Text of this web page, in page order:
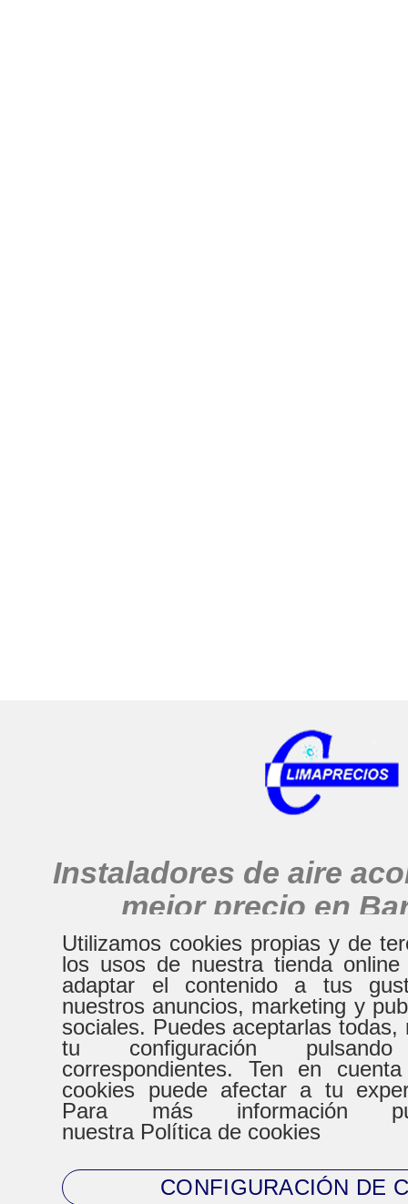
Instaladores de aire
mejor precio en
HORARIO
De Lunes a Virenes
8:30h a 20:30h
9:00h
Utilizamos cookies propias y de
los usos de nuestra tienda
adaptar el contenido a tus
nuestros anuncios, marketing y
sociales. Puedes aceptarlas todas,
tu configuración
correspondientes. Ten en
cookies puede afectar a tu
Para más información
nuestra Política de cookies
CONFIGURACIÓN DE